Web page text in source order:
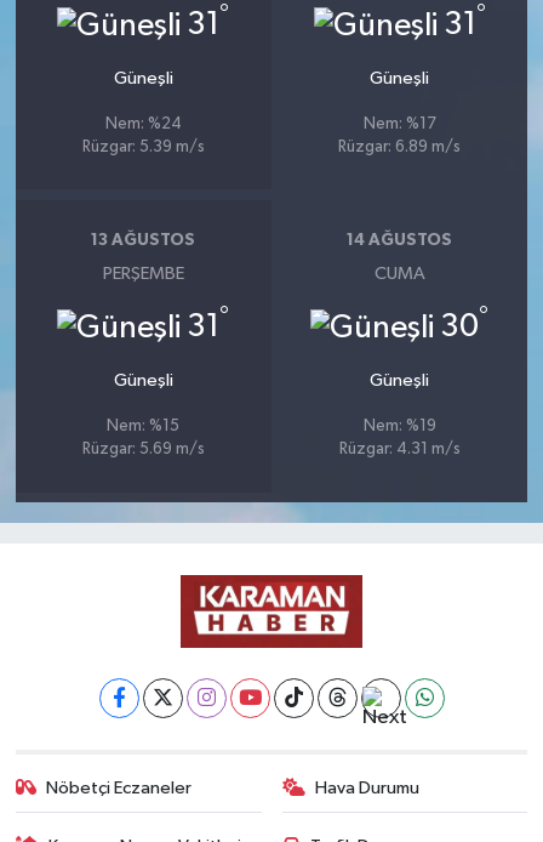
31 °
Güneşli
Nem: %24
Rüzgar: 5.39 m/s
31 °
Güneşli
Nem: %17
Rüzgar: 6.89 m/s
13 AĞUSTOS
PERŞEMBE
31 °
Güneşli
Nem: %15
Rüzgar: 5.69 m/s
14 AĞUSTOS
CUMA
30°
Güneşli
Nem: %19
Rüzgar: 4.31 m/s
Nöbetçi Eczaneler Hava Durumu